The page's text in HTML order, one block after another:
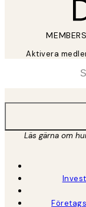
Aktivera
Läs gärna om